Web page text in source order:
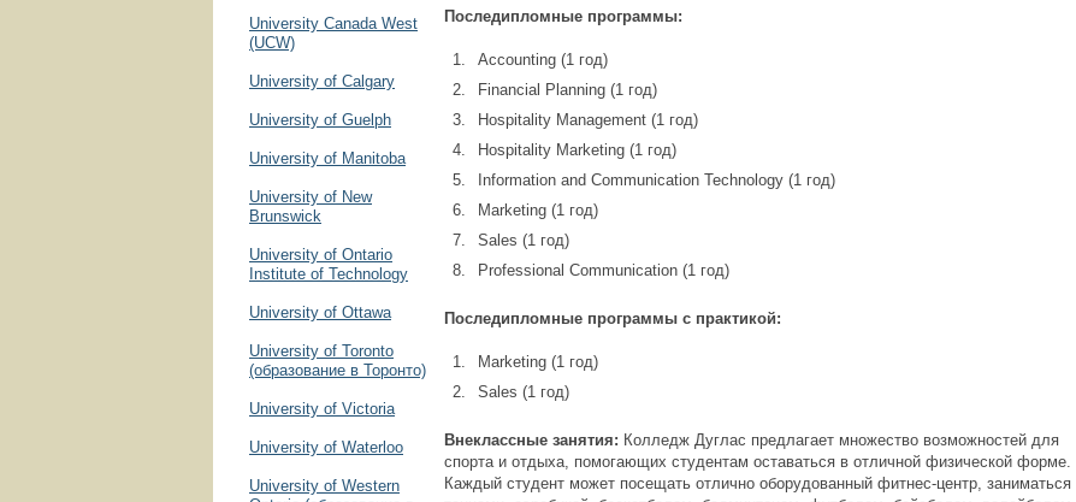
University Canada West
(UCW)
University of Calgary
University of Guelph
University of Manitoba
University of New
Brunswick
University of Ontario
Institute of Technology
University of Ottawa
University of Toronto
(образование в Торонто)
University of Victoria
University of Waterloo
University of Western
Последипломные программы:
Accounting (1 год)
Financial Planning (1 год)
Hospitality Management (1 год)
Hospitality Marketing (1 год)
Information and Communication Technology (1 год)
Marketing (1 год)
Sales (1 год)
Professional Communication (1 год)
Последипломные программы с практикой:
Marketing (1 год)
Sales (1 год)
Внеклассные занятия: Колледж Дуглас предлагает множество возможностей для
спорта и отдыха, помогающих студентам оставаться в отличной физической форме.
Каждый студент может посещать отлично оборудованный фитнес-центр, заниматься